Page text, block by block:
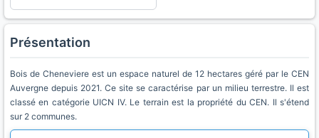
Présentation
Bois de Cheneviere est un espace naturel de 12 hectares géré par le CEN
Auvergne depuis 2021. Ce site se caractérise par un milieu terrestre. Il est
classé en catégorie UICN IV. Le terrain est la propriété du CEN. Il s'étend
sur 2 communes.